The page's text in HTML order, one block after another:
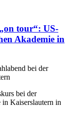
tour“: US-
Akademie in
bei der
Kaiserslautern in